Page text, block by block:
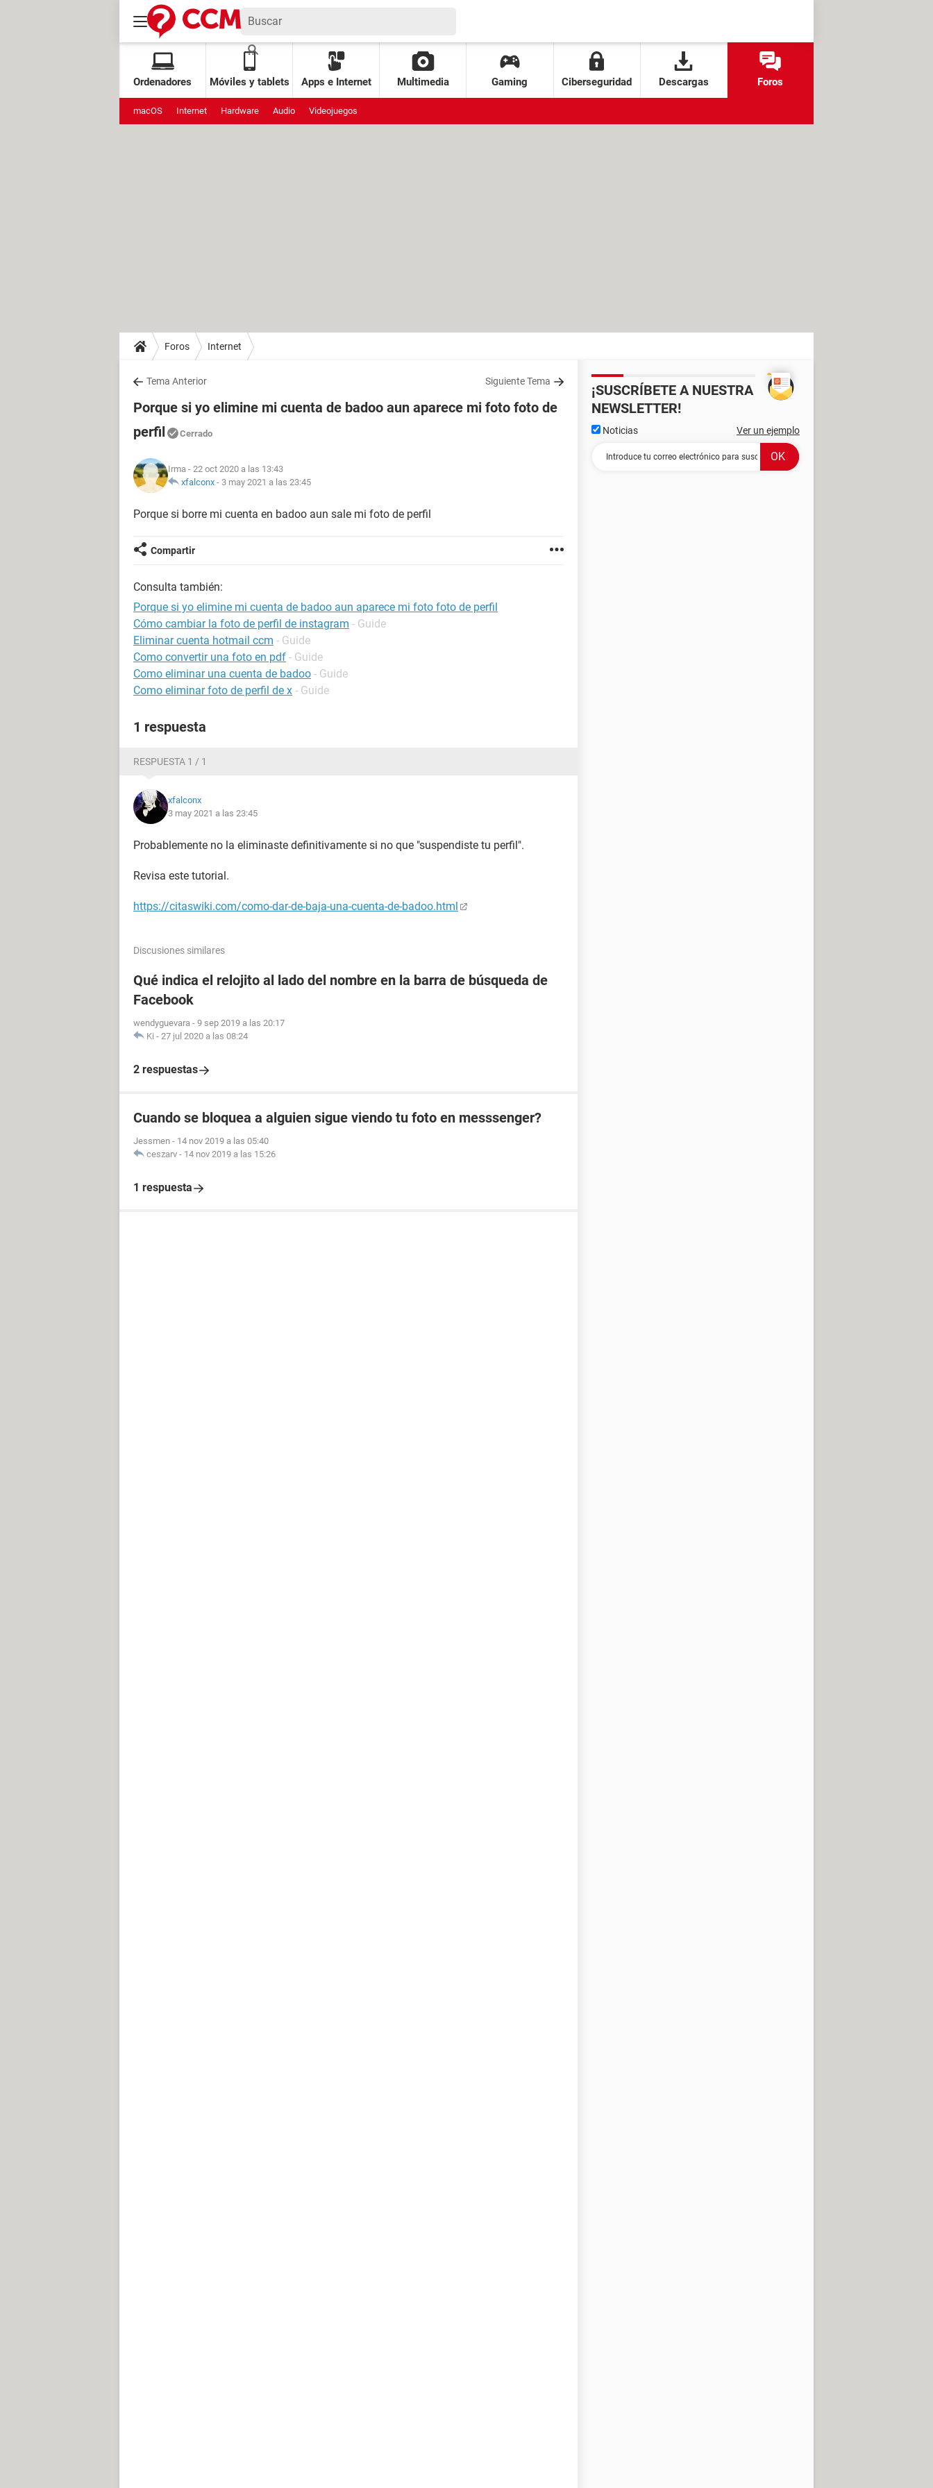
Ordenadores Móviles y tablets Apps e Internet Multimedia Gaming Ciberseguridad Descargas Foros
macOS Internet Hardware Audio Videojuegos
Foros Internet
Tema Anterior Siguiente Tema
Porque si yo elimine mi cuenta de badoo aun aparece mi foto foto de
perfil
Cerrado
Irma - 22 oct 2020 a las 13:43
xfalconx - 3 may 2021 a las 23:45
Porque si borre mi cuenta en badoo aun sale mi foto de perfil
Compartir
Consulta también:
Porque si yo elimine mi cuenta de badoo aun aparece mi foto foto de perfil
Cómo cambiar la foto de perfil de instagram - Guide
Eliminar cuenta hotmail ccm - Guide
Como convertir una foto en pdf - Guide
Como eliminar una cuenta de badoo - Guide
Como eliminar foto de perfil de x - Guide
1 respuesta
RESPUESTA 1 / 1
xfalconx
3 may 2021 a las 23:45
Probablemente no la eliminaste definitivamente si no que "suspendiste tu perfil".
Revisa este tutorial.
https://citaswiki.com/como-dar-de-baja-una-cuenta-de-badoo.html
Discusiones similares
Qué indica el relojito al lado del nombre en la barra de búsqueda de
Facebook
wendyguevara - 9 sep 2019 a las 20:17
Ki - 27 jul 2020 a las 08:24
2 respuestas
Cuando se bloquea a alguien sigue viendo tu foto en messsenger?
Jessmen - 14 nov 2019 a las 05:40
ceszarv - 14 nov 2019 a las 15:26
1 respuesta
¡SUSCRÍBETE A NUESTRA
NEWSLETTER!
Noticias Ver un ejemplo